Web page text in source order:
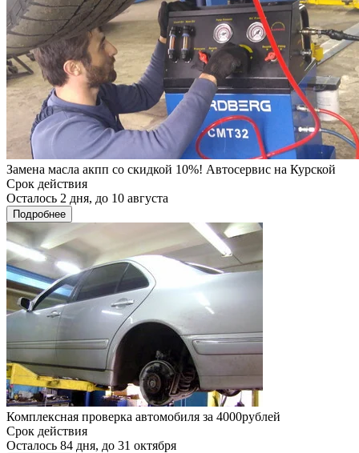
Замена масла акпп со скидкой 10%! Автосервис на Курской
Срок действия
Осталось 2 дня, до 10 августа
Подробнее
Комплексная проверка автомобиля за 4000рублей
Срок действия
Осталось 84 дня, до 31 октября